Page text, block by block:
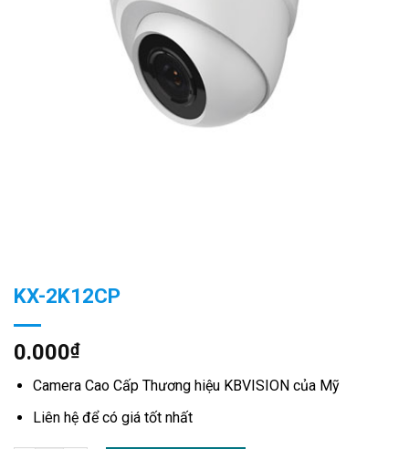
KX-2K12CP
0.000₫
Camera Cao Cấp Thương hiệu KBVISION của Mỹ
Liên hệ để có giá tốt nhất